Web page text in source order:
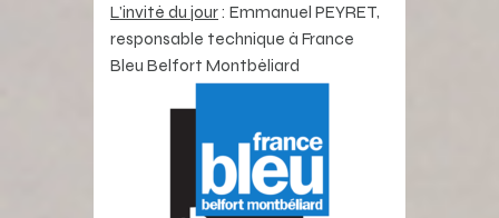
L’invité du jour: Emmanuel PEYRET,
responsable technique à France
Bleu Belfort Montbéliard